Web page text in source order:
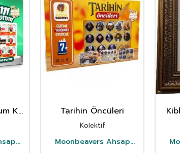
Kız
Tarihin Öncüleri
Kolektif
Moonbeavers Ahsap